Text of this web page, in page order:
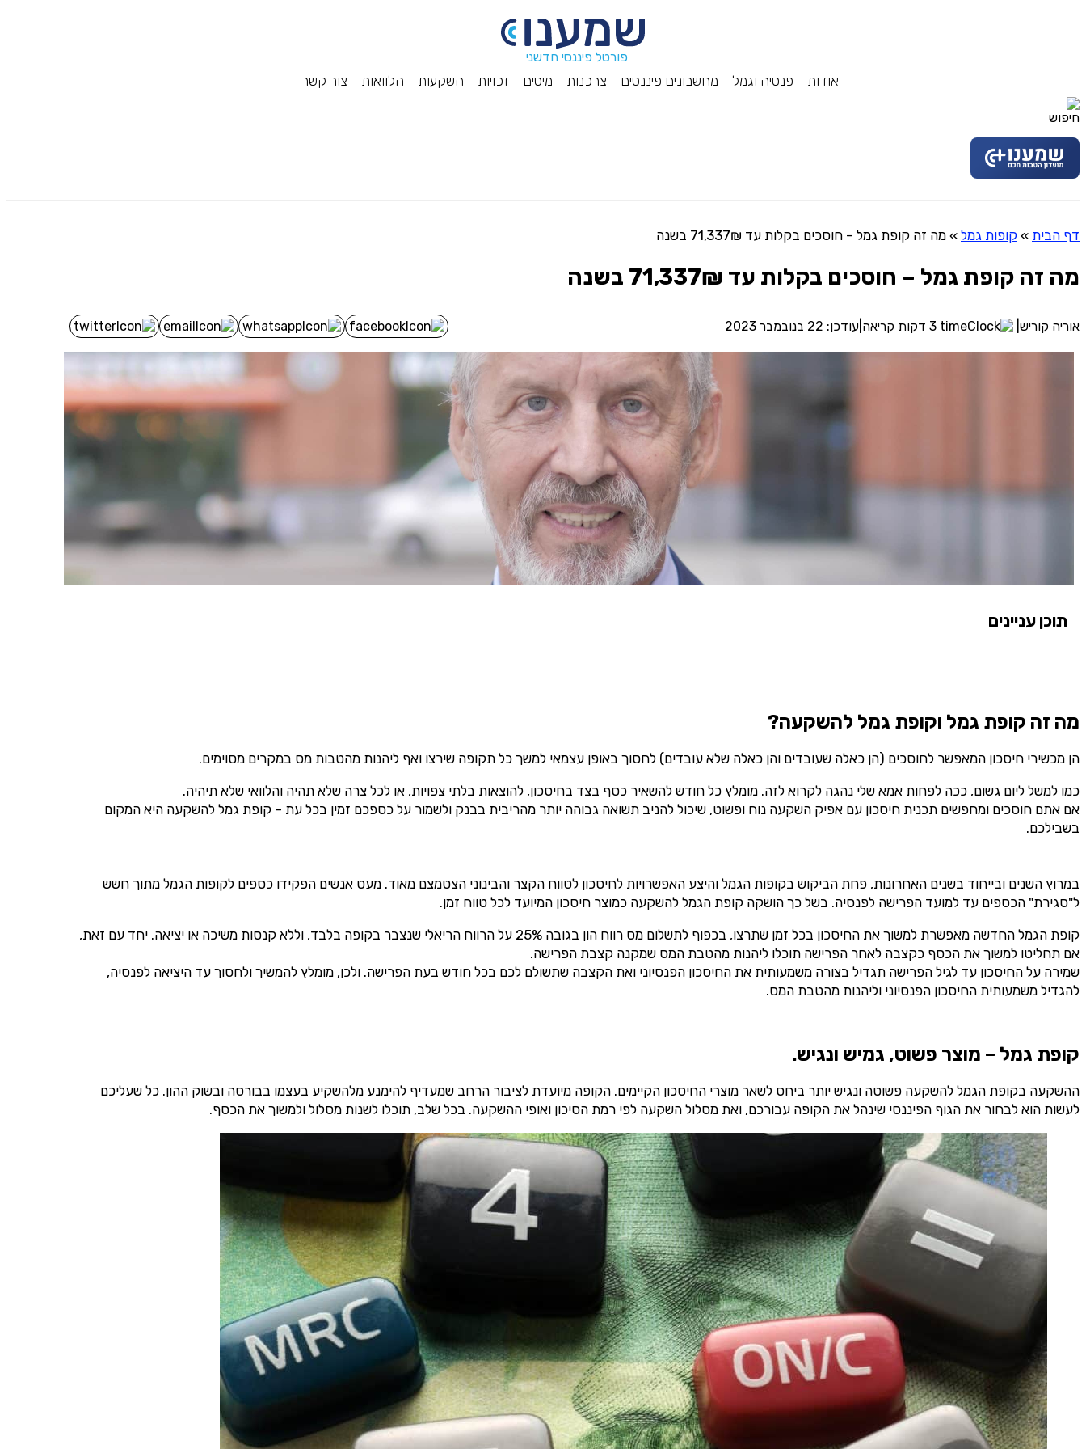
פורטל פיננסי חדשני
אודות פנסיה וגמל מחשבונים פיננסים צרכנות מיסים זכויות השקעות הלוואות צור קשר
דף הבית » קופות גמל » מה זה קופת גמל – חוסכים בקלות עד 71,337₪ בשנה
מה זה קופת גמל – חוסכים בקלות עד 71,337₪ בשנה
אוריה קוריש עודכן: 22 בנובמבר 2023
תוכן עניינים
מה זה קופת גמל וקופת גמל להשקעה?
הן מכשירי חיסכון המאפשר לחוסכים (הן כאלה שעובדים והן כאלה שלא עובדים) לחסוך באופן עצמאי למשך כל תקופה שירצו ואף ליהנות מהטבות מס במקרים מסוימים.
כמו למשל ליום גשום, ככה לפחות אמא שלי נהגה לקרוא לזה. מומלץ כל חודש להשאיר כסף בצד בחיסכון, להוצאות בלתי צפויות, או לכל צרה שלא תהיה והלוואי שלא תיהיה.
אם אתם חוסכים ומחפשים תכנית חיסכון עם אפיק השקעה נוח ופשוט, שיכול להניב תשואה גבוהה יותר מהריבית בבנק ולשמור על כספכם זמין בכל עת – קופת גמל להשקעה היא המקום
בשבילכם.
במרוץ השנים ובייחוד בשנים האחרונות, פחת הביקוש בקופות הגמל והיצע האפשרויות לחיסכון​ לטווח הקצר והבינוני הצטמצם מאוד. מעט אנשים הפקידו כספים לקופות הגמל מתוך חשש
ל"סגירת" הכספים עד למועד הפרישה לפנסיה. בשל כך הושקה קופת הגמל להשקעה כמוצר חיסכון המיועד לכל טווח זמן.
קופת הגמל החדשה מאפשרת למשוך את החיסכון בכל זמן שתרצו, בכפוף לתשלום מס רווח הון בגובה 25% על הרווח הריאלי שנצבר בקופה בלבד, וללא קנסות משיכה או יציאה. יחד עם זאת,
אם תחליטו למשוך את הכסף כקצבה לאחר הפרישה תוכלו ליהנות מהטבת המס שמקנה קצבת הפרישה.
שמירה על החיסכון עד לגיל הפרישה תגדיל בצורה משמעותית את החיסכון הפנסיוני ואת הקצבה שתשולם לכם בכל חודש בעת הפרישה. ולכן, מומלץ להמשיך ולחסוך עד היציאה לפנסיה,
להגדיל משמעותית החיסכון הפנסיוני וליהנות מהטבת המס.
קופת גמל – מוצר פשוט, גמיש ונגיש.
ההשקעה בקופת הגמל להשקעה פשוטה ונגיש יותר ביחס לשאר מוצרי החיסכון הקיימים. הקופה מיועדת לציבור הרחב שמעדיף להימנע מלהשקיע בעצמו בבורסה ובשוק ההון. כל שעליכם
לעשות הוא לבחור את הגוף הפיננסי ​שינהל את הקופה עבורכם, ואת מסלול השקעה לפי רמת הסיכון ואופי ההשקעה. בכל שלב, תוכלו לשנות מסלול ולמשוך את הכסף.